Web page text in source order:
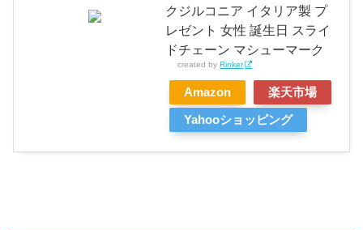
クジルコニア イタリア製 プ
レゼント 女性 誕生日 スライ
ドチェーン マシューマーク
created byRinker
Amazon 楽天市場
Yahooショッピング